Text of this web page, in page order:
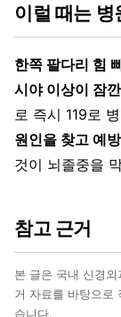
이럴 때는 병
한쪽 팔다리 힘
시야 이상이 잠
로 즉시 119로
원인을 찾고 예
것이 뇌졸중을
참고 근거
본 글은 국내 신경외
거 자료를 바탕으로
습니다.